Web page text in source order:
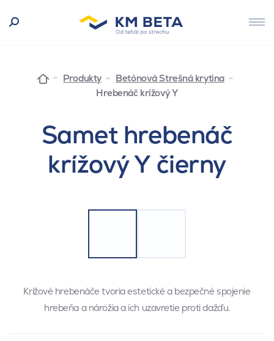
Produkty
Betónová Strešná krytina
Hrebenáč krížový Y
Samet hrebenáč
krížový Y čierny
Krížové hrebenáče tvoria estetické a bezpečné spojenie
hrebeňa a nárožia a ich uzavretie proti dažďu.